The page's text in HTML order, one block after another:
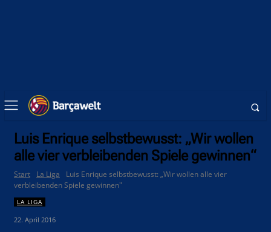
Luis Enrique selbstbewusst: „Wir wollen
alle vier verbleibenden Spiele gewinnen“
Start La Liga
Luis Enrique selbstbewusst: „Wir wollen alle vier
verbleibenden Spiele gewinnen"
LA LIGA
22. April 2016